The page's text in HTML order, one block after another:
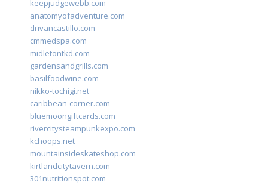
keepjudgewebb.com
anatomyofadventure.com
drivancastillo.com
cmmedspa.com
midletontkd.com
gardensandgrills.com
basilfoodwine.com
nikko-tochigi.net
caribbean-corner.com
bluemoongiftcards.com
rivercitysteampunkexpo.com
kchoops.net
mountainsideskateshop.com
kirtlandcitytavern.com
301nutritionspot.com